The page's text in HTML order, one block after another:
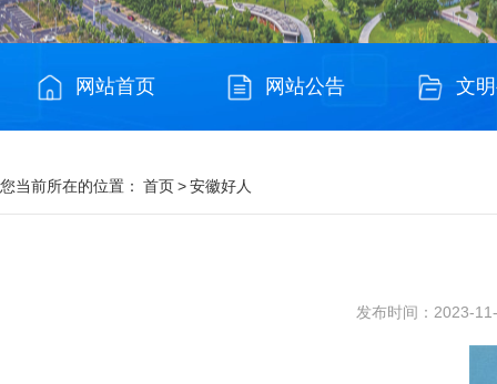
网站首页 网站公告 文
您当前所在的位置： 首页>安徽好人
发布时间：2023-